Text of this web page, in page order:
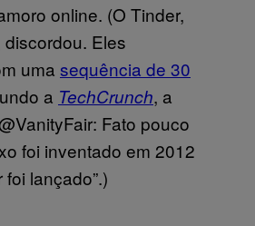
online. (O Tinder,
Eles
uma sequência de 30
a TechCrunch, a
Fato pouco
foi inventado em 2012
lançado”.)